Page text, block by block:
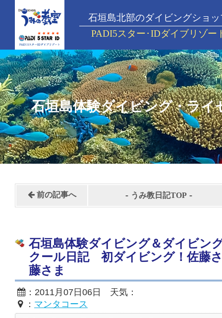
石垣島北部のダイビングショッ
PADI5スター･IDダイブリゾー
石垣島体験ダイビング・ライ
前の記事へ - うみ教日記TOP -
石垣島体験ダイビング＆ダイビン
クール日記 初ダイビング！佐藤
藤さま
：2011月07日06日 天気：
： マンタコース